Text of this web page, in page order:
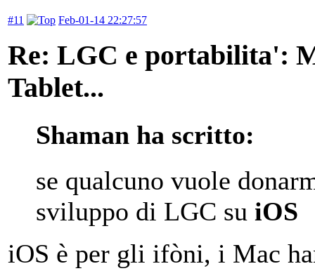
#11 Feb-01-14 22:27:57
Re: LGC e portabilita':
Tablet...
Shaman ha scritto:
se qualcuno vuole
sviluppo di LGC su iOS
iOS è per gli ifòni, i Mac